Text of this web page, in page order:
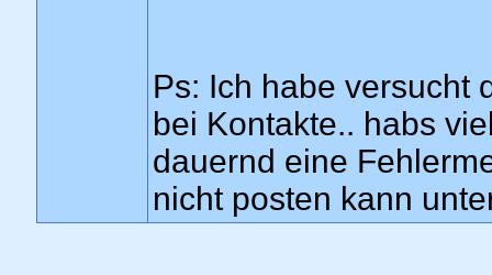
Ps: Ich habe versucht
bei Kontakte.. habs
dauernd eine
nicht posten kann